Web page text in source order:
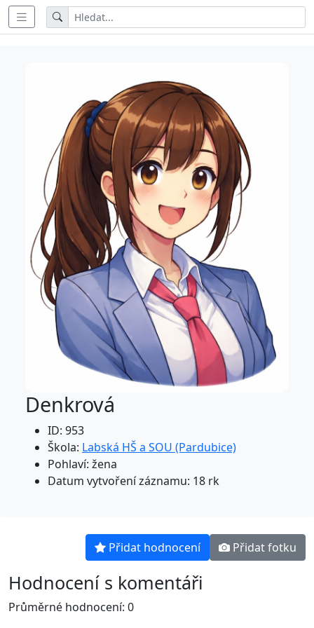
Denkrová
ID: 953
Škola: Labská HŠ a SOU (Pardubice)
Pohlaví: žena
Datum vytvoření záznamu: 18 rk
Přidat hodnocení Přidat fotku
Hodnocení s komentáři
Průměrné hodnocení: 0